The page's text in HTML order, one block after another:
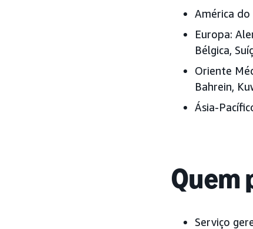
América do
Europa:
Bélgica,
Oriente
Bahrein,
Ásia-
Quem
Serviço